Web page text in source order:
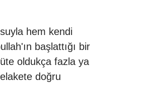
hem kendi
başlattığı bir
oldukça fazla ya
doğru